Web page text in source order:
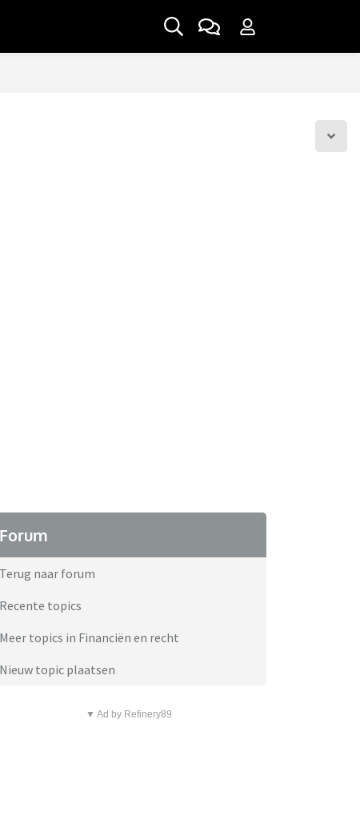
Forum
Terug naar forum
Recente topics
Meer topics in Financiën en recht
Nieuw topic plaatsen
▼ Ad by Refinery89